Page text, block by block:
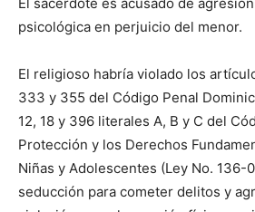
psicológica en perjuicio del menor.
El religioso habría violado los
333 y 355 del Código Penal
12, 18 y 396 literales A, B y C del
Protección y los Derechos
Niñas y Adolescentes (Ley No. 136-
seducción para cometer delitos y